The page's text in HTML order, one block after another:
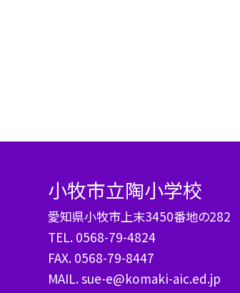
小牧市立陶小学校
愛知県小牧市上末3450番地の282
TEL. 0568-79-4824
FAX. 0568-79-8447
MAIL. sue-e@komaki-aic.ed.jp